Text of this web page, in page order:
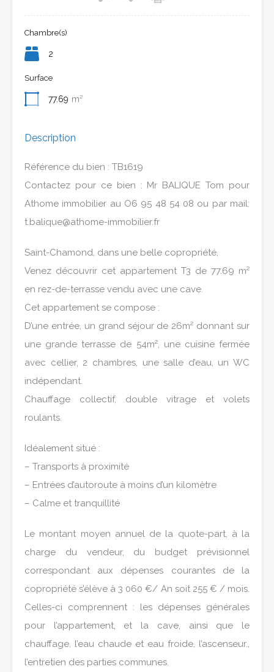
Chambre(s)
2
Surface
77.69 m²
Description
Référence du bien : TB1619
Contactez pour ce bien : Mr BALIQUE Tom pour
Athome immobilier au O6 95 48 54 08 ou par mail:
t.balique@athome-immobilier.fr
Saint-Chamond, dans une belle copropriété,
Venez découvrir cet appartement T3 de 77.69 m²
en rez-de-terrasse vendu avec une cave.
Cet appartement se compose :
D’une entrée, un grand séjour de 26m² donnant sur
une grande terrasse de 54m², une cuisine fermée
avec cellier, 2 chambres, une salle d’eau, un WC
indépendant.
Chauffage collectif, double vitrage et volets
roulants.
Idéalement situé :
– Transports à proximité
– Entrées d’autoroute à moins d’un kilomètre
– Calme et tranquillité
Le montant moyen annuel de la quote-part, à la
charge du vendeur, du budget prévisionnel
correspondant aux dépenses courantes de la
copropriété s’élève à 3 060 €/ An soit 255 € / mois.
Celles-ci comprennent : les dépenses générales
pour l’appartement, et la cave, ainsi que le
chauffage, l’eau chaude et eau froide, l’ascenseur.,
l’entretien des parties communes.